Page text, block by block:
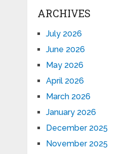
ARCHIVES
July 2026
June 2026
May 2026
April 2026
March 2026
January 2026
December 2025
November 2025